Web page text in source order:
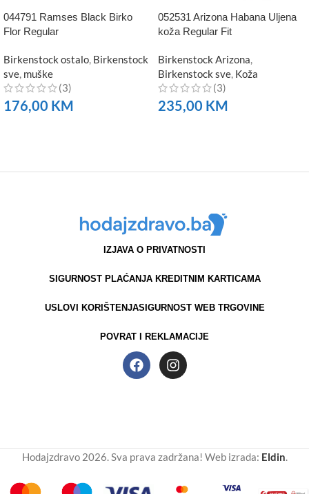
044791 Ramses Black Birko
Flor Regular
Birkenstock ostalo Birkenstock
sve muške
(3)
176,00 KM
052531 Arizona Habana Uljena
koža Regular Fit
Birkenstock Arizona
Birkenstock sve Koža
(3)
235,00 KM
IZJAVA O PRIVATNOSTI
SIGURNOST PLAĆANJA KREDITNIM KARTICAMA
USLOVI KORIŠTENJASIGURNOST WEB TRGOVINE
POVRAT I REKLAMACIJE
Hodajzdravo 2026. Sva prava zadržana! Web izrada: Eldin